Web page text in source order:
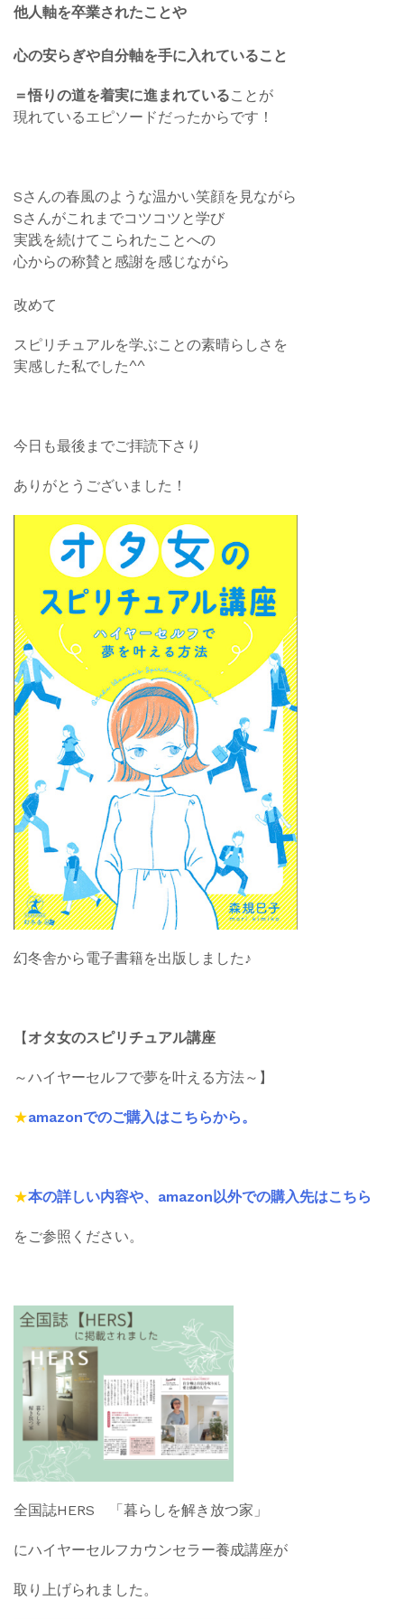
他人軸を卒業されたことや
心の安らぎや自分軸を手に入れていること
＝悟りの道を着実に進まれていることが
現れているエピソードだったからです！
Sさんの春風のような温かい笑顔を見ながら
Sさんがこれまでコツコツと学び
実践を続けてこられたことへの
心からの称賛と感謝を感じながら
改めて
スピリチュアルを学ぶことの素晴らしさを
実感した私でした^^
今日も最後までご拝読下さり
ありがとうございました！
幻冬舎から電子書籍を出版しました♪
【 オタ女のスピリチュアル講座
～ハイヤーセルフで夢を叶える方法～】
★amazonでのご購入はこちらから。
★本の詳しい内容や、amazon以外での購入先はこちら
をご参照ください。
全国誌HERS 「暮らしを解き放つ家」
にハイヤーセルフカウンセラー養成講座が
取り上げられました。